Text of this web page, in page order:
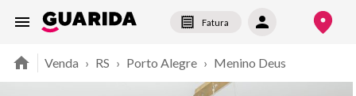
Fatura
Venda › RS › Porto Alegre › Menino Deus